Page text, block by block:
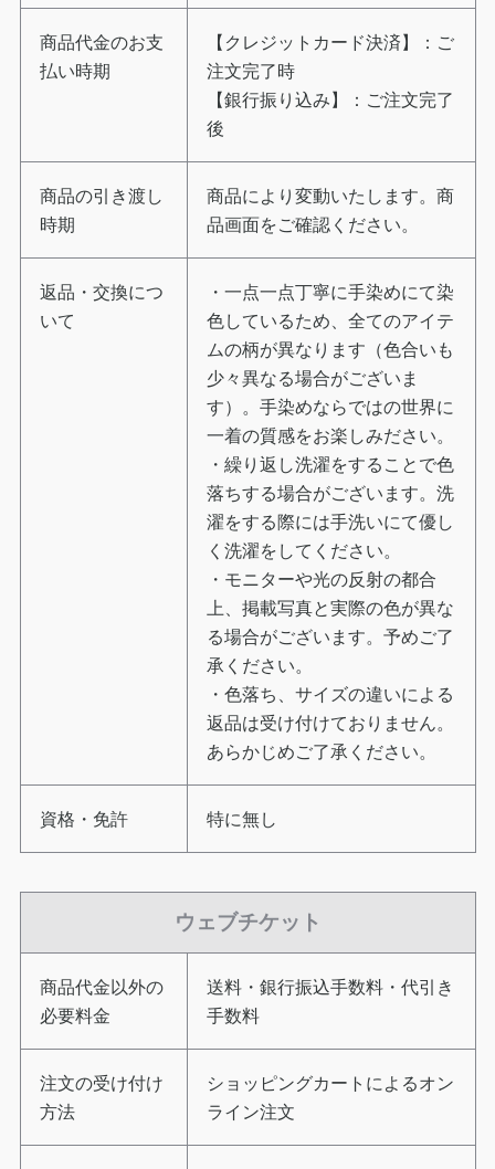
商品代金のお支
払い時期
【クレジットカード決済】：ご
注文完了時
【銀行振り込み】：ご注文完了
後
商品の引き渡し
時期
商品により変動いたします。商
品画面をご確認ください。
返品・交換につ
いて
・一点一点丁寧に手染めにて染
色しているため、全てのアイテ
ムの柄が異なります（色合いも
少々異なる場合がございま
す）。手染めならではの世界に
一着の質感をお楽しみださい。
・繰り返し洗濯をすることで色
落ちする場合がございます。洗
濯をする際には手洗いにて優し
く洗濯をしてください。
・モニターや光の反射の都合
上、掲載写真と実際の色が異な
る場合がございます。予めご了
承ください。
・色落ち、サイズの違いによる
返品は受け付けておりません。
あらかじめご了承ください。
資格・免許 特に無し
ウェブチケット
商品代金以外の
必要料金
送料・銀行振込手数料・代引き
手数料
注文の受け付け
方法
ショッピングカートによるオン
ライン注文